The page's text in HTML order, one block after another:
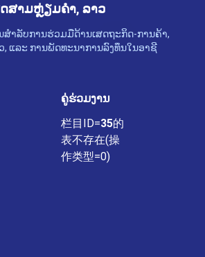
ສາມຫຼ່ຽມຄຳ, ລາວ
ສຳລັບການຮ່ວມມືດ້ານເສດຖະກິດ-ການຄ້າ,
, ແລະ ການພັດທະນາການລົງທຶນໃນອາຊີ
ຄູ່ຮ່ວມງານ
栏目ID=35的
表不存在(操
作类型=0)